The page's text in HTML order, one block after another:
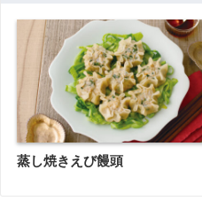
蒸し焼きえび饅頭